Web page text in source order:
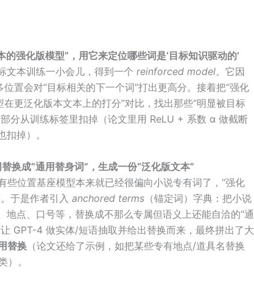
强化版模型”，用它来定位哪些词是‘目标知识驱动的’
文本训练一小会儿，得到一个 reinforced model。它因
位置会对“目标相关的下一个词”打出更高分。接着把“强化
在更泛化版本文本上的打分”对比，找出那些“明显被目标
分从训练标签里扣掉（论文里用 ReLU + 系数 α 做截断
掉）。
换成“通用替身词”，生成一份“泛化版文本”
些位置基座模型本来就已经很偏向小说专有词了，“强化
于是作者引入 anchored terms（锚定词）字典：把小说
地点、口号等，替换成不那么专属但语义上还能自洽的“通
GPT-4 做实体/短语抽取并给出替换而来，最终拼出了大
替换（论文还给了示例，如把某些专有地点/道具名替换
）。